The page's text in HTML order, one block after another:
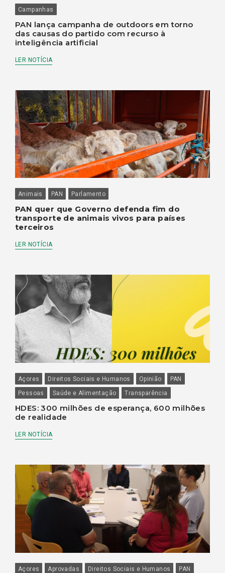
Campanhas
PAN lança campanha de outdoors em torno
das causas do partido com recurso à
inteligência artificial
LER NOTÍCIA
Animais PAN Parlamento
PAN quer que Governo defenda fim do
transporte de animais vivos para países
terceiros
LER NOTÍCIA
Açores Direitos Sociais e Humanos Opinião
PAN
Pessoas
Saúde e Alimentação Transparência
HDES: 300 milhões de esperança, 600 milhões
de realidade
LER NOTÍCIA
Açores Aprovadas Direitos Sociais e Humanos
PAN